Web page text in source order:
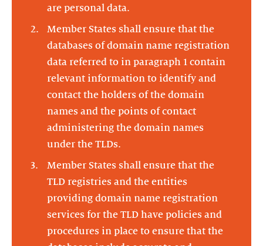
are personal data.
Member States shall ensure that the
databases of domain name registration
data referred to in paragraph 1 contain
relevant information to identify and
contact the holders of the domain
names and the points of contact
administering the domain names
under the TLDs.
Member States shall ensure that the
TLD registries and the entities
providing domain name registration
services for the TLD have policies and
procedures in place to ensure that the